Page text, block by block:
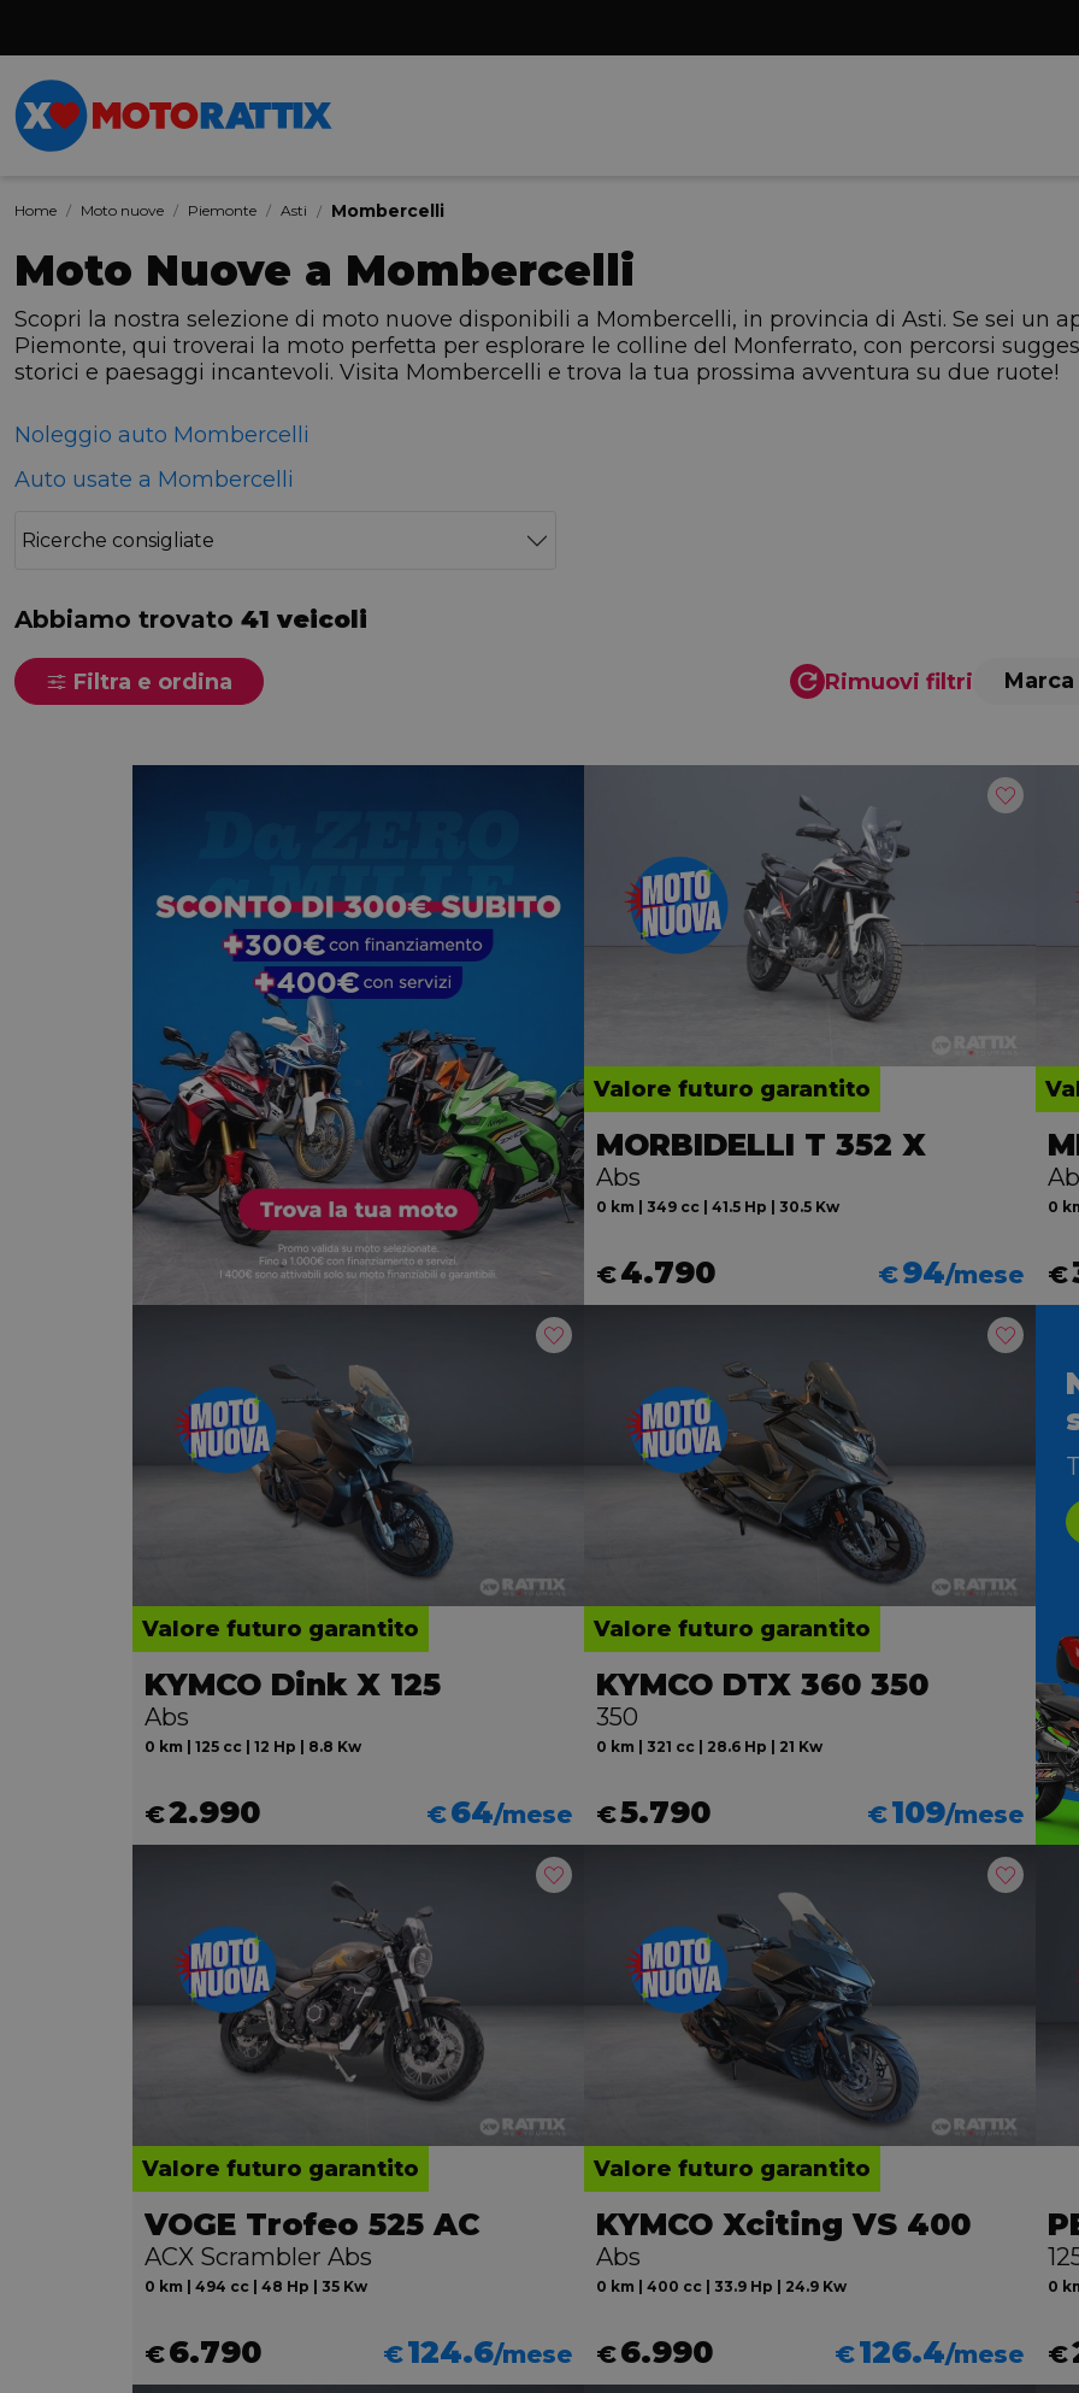
Home Moto nuove Piemonte Asti Mombercelli
Moto Nuove a Mombercelli
Scopri la nostra selezione di moto nuove disponibili a Mombercelli, in provincia di Asti. Se sei un
Piemonte, qui troverai la moto perfetta per esplorare le colline del Monferrato, con percorsi
storici e paesaggi incantevoli. Visita Mombercelli e trova la tua prossima avventura su due ruote!
Noleggio auto Mombercelli
Auto usate a Mombercelli
Ricerche consigliate
Abbiamo trovato 41 veicoli
Filtra e ordina Rimuovi filtri Marca
Valore futuro garantito
MORBIDELLI T 352 X
Abs
0 km | 349 cc | 41.5 Hp | 30.5 Kw
€4.790 €94/mese
0
€
Valore futuro garantito
KYMCO Dink X 125
Abs
0 km | 125 cc | 12 Hp | 8.8 Kw
€2.990 €64/mese
Valore futuro garantito
KYMCO DTX 360 350
350
0 km | 321 cc | 28.6 Hp | 21 Kw
€5.790 €109/mese
Valore futuro garantito
VOGE Trofeo 525 AC
ACX Scrambler Abs
0 km | 494 cc | 48 Hp | 35 Kw
€6.790 €124.6/mese
Valore futuro garantito
KYMCO Xciting VS 400
Abs
0 km | 400 cc | 33.9 Hp | 24.9 Kw
€6.990 €126.4/mese
0
€